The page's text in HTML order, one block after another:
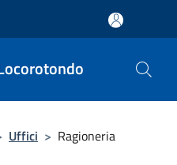
Uffici > Ragioneria